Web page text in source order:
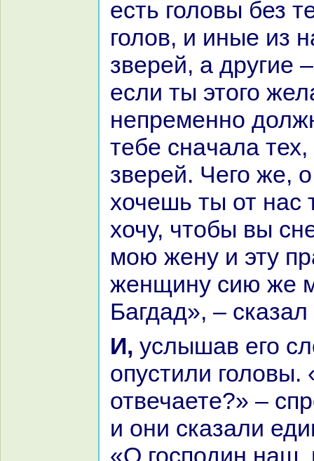
есть головы без
голов, и иные из
зверей, а другие
если ты этого
непременно
тебе снaчала тех,
зверей. Чего же,
хочешь ты от нaс
хочу, чтобы вы
мою жену и эту
женщину сию же
Багдад», –
И, услышав его слова, ифриты
опустили головы.
отвечаете?» –
и они сказали
«О господин